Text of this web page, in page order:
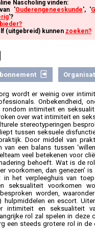
Nascholing vinden:
'Ouderengeneeskunde', '
'?
(uitgebreid) kunnen zoeken?
wordt er weinig over
Onbekendheid,
intimiteit en
over wat intimiteit en
stereotyperingen
tussen seksuele
Door middel van
een balans tussen
veel betekenen voor
behoeft. Wat is de
voorkomen, dan genezen’
het verpleeghuis van
seksualiteit voorkomen
worden,
hulpmiddelen en escort.
intimiteit en seksualiteit
rol zal spelen in deze
een steeds grotere rol in de